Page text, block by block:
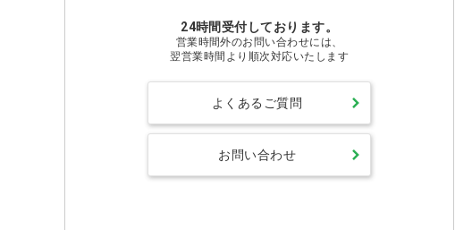
24時間受付しております。
営業時間外のお問い合わせには、
翌営業時間より順次対応いたします
よくあるご質問
お問い合わせ